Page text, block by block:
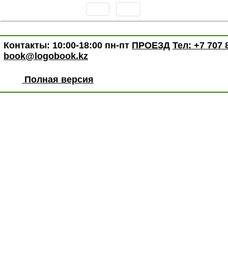
Контакты: 10:00-18:00 пн-пт ПРОЕЗД Тел: +7 707
book@logobook.kz
Полная версия